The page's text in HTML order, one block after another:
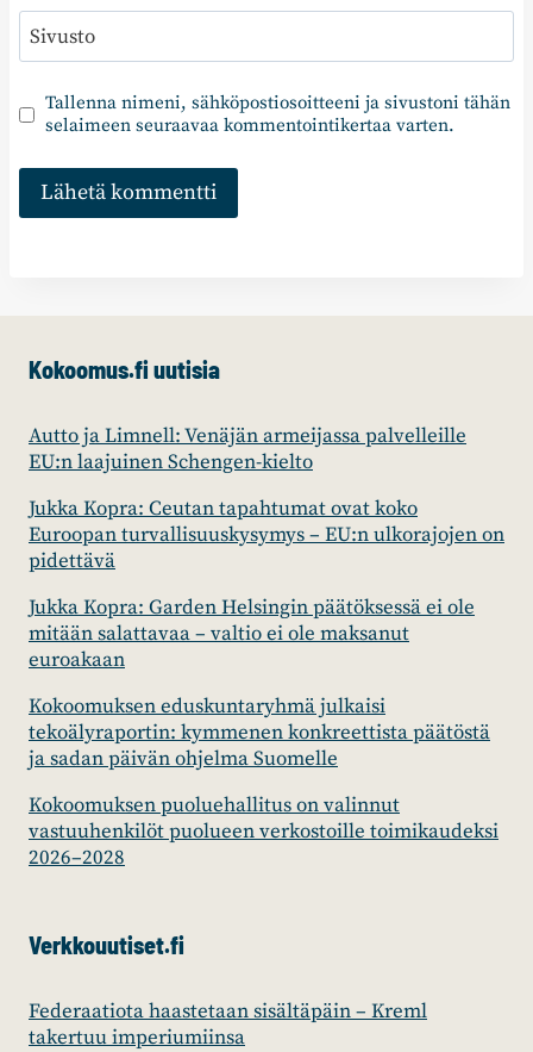
Sivusto
Tallenna nimeni, sähköpostiosoitteeni ja sivustoni tähän
selaimeen seuraavaa kommentointikertaa varten.
Kokoomus.fi uutisia
Autto ja Limnell: Venäjän armeijassa palvelleille
EU:n laajuinen Schengen-kielto
Jukka Kopra: Ceutan tapahtumat ovat koko
Euroopan turvallisuuskysymys – EU:n ulkorajojen on
pidettävä
Jukka Kopra: Garden Helsingin päätöksessä ei ole
mitään salattavaa – valtio ei ole maksanut
euroakaan
Kokoomuksen eduskuntaryhmä julkaisi
tekoälyraportin: kymmenen konkreettista päätöstä
ja sadan päivän ohjelma Suomelle
Kokoomuksen puoluehallitus on valinnut
vastuuhenkilöt puolueen verkostoille toimikaudeksi
2026–2028
Verkkouutiset.fi
Federaatiota haastetaan sisältäpäin – Kreml
takertuu imperiumiinsa